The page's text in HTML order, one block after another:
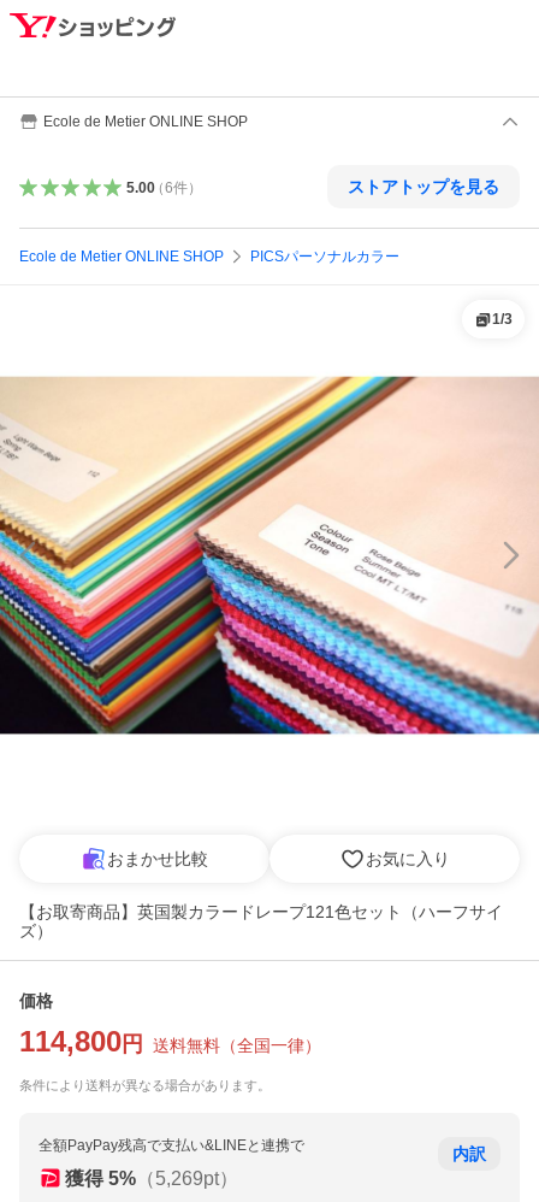
Ecole de Metier ONLINE SHOP
5.00（6件） ストアトップを見る
Ecole de Metier ONLINE SHOP PICSパーソナルカラー
1/3
おまかせ比較 お気に入り
【お取寄商品】英国製カラードレープ121色セット（ハーフサイ
ズ）
価格
114,800 円 送料無料 （全国一律）
条件により送料が異なる場合があります。
全額PayPay残高で支払い&LINEと連携で
獲得 5% （5,269pt）
内訳